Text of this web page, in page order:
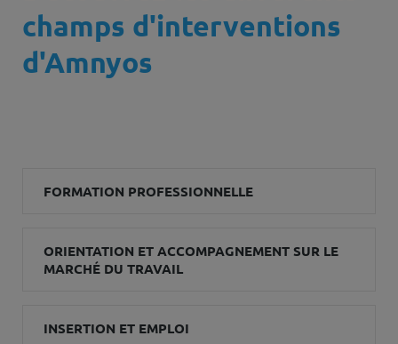
champs d'interventions
d'Amnyos
FORMATION PROFESSIONNELLE
ORIENTATION ET ACCOMPAGNEMENT SUR LE
MARCHÉ DU TRAVAIL
INSERTION ET EMPLOI